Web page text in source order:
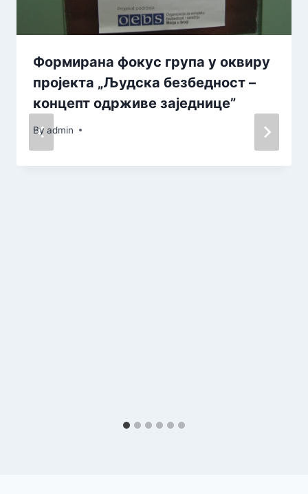
Формирана фокус група у оквиру
пројекта „Људска безбедност –
концепт одрживе заједнице”
By admin